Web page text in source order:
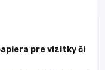
pre vizitky či